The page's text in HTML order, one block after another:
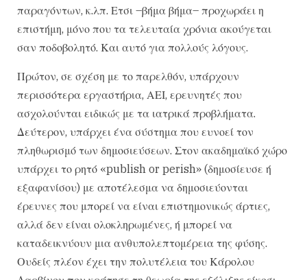
παραγόντων, κ.λπ. Ετσι –βήμα βήμα– προχωράει η
επιστήμη, μόνο που τα τελευταία χρόνια ακούγεται
σαν ποδοβολητό. Και αυτό για πολλούς λόγους.
Πρώτον, σε σχέση με το παρελθόν, υπάρχουν
περισσότερα εργαστήρια, ΑΕΙ, ερευνητές που
ασχολούνται ειδικώς με τα ιατρικά προβλήματα.
Δεύτερον, υπάρχει ένα σύστημα που ευνοεί τον
πληθωρισμό των δημοσιεύσεων. Στον ακαδημαϊκό χώρο
υπάρχει το ρητό «publish or perish» (δημοσίευσε ή
εξαφανίσου) με αποτέλεσμα να δημοσιεύονται
έρευνες που μπορεί να είναι επιστημονικώς άρτιες,
αλλά δεν είναι ολοκληρωμένες, ή μπορεί να
καταδεικνύουν μια ανθυπολεπτομέρεια της φύσης.
Ουδείς πλέον έχει την πολυτέλεια του Κάρολου